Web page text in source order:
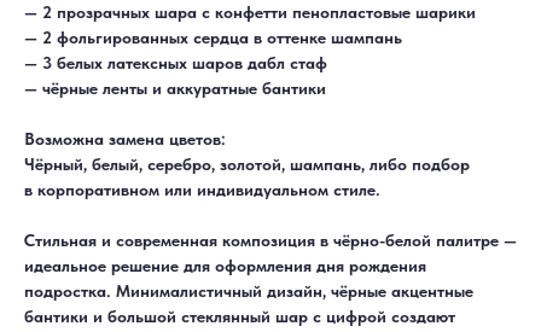
— 2 прозрачных шара с конфетти пенопластовые шарики
— 2 фольгированных сердца в оттенке шампань
— 3 белых латексных шаров дабл стаф
— чёрные ленты и аккуратные бантики
Возможна замена цветов:
Чёрный, белый, серебро, золотой, шампань, либо подбор
в корпоративном или индивидуальном стиле.
Стильная и современная композиция в чёрно-белой палитре —
идеальное решение для оформления дня рождения
подростка. Минималистичный дизайн, чёрные акцентные
бантики и большой стеклянный шар с цифрой создают
Ежедневно, круглосуточноС 10:00 до 19:30
Для девушек
Для детей
Хиты продаж
Акции
Доставка и оплата
Гарантия и возврат
Наши работы
Отзывы
Контакты
РАБОТАЕМ ЕЖЕДНЕВНО
+7 (3452) 78-05-55